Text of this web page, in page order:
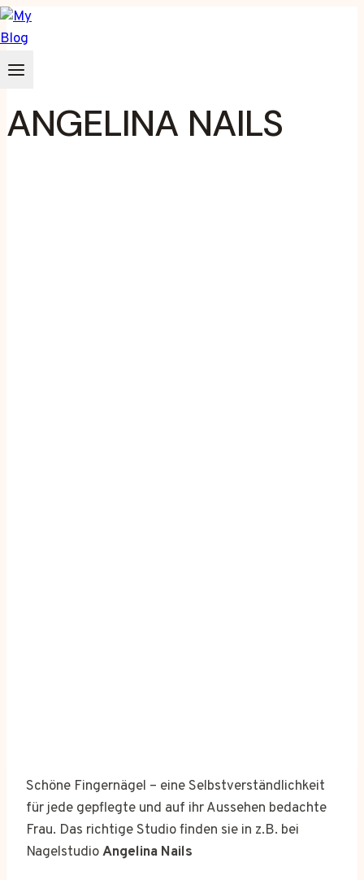
Zum
Inhalt
springen
ANGELINA NAILS
Schöne Fingernägel – eine Selbstverständlichkeit
für jede gepflegte und auf ihr Aussehen bedachte
Frau. Das richtige Studio finden sie in z.B. bei
NagelstudioAngelina Nails